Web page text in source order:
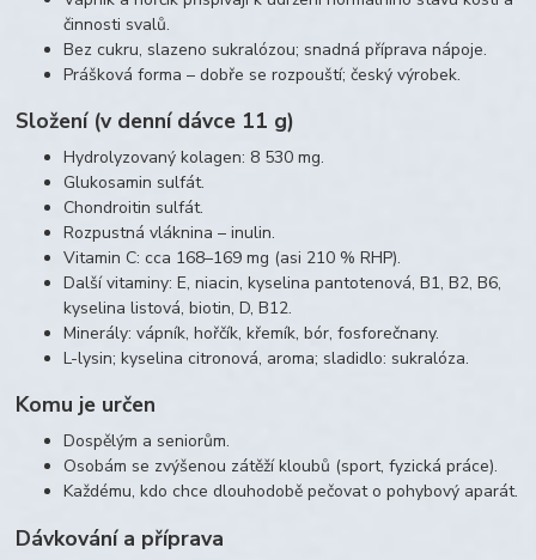
činnosti svalů.
Bez cukru, slazeno sukralózou; snadná příprava nápoje.
Prášková forma – dobře se rozpouští; český výrobek.
Složení (v denní dávce 11 g)
Hydrolyzovaný kolagen: 8 530 mg.
Glukosamin sulfát.
Chondroitin sulfát.
Rozpustná vláknina – inulin.
Vitamin C: cca 168–169 mg (asi 210 % RHP).
Další vitaminy: E, niacin, kyselina pantotenová, B1, B2, B6,
kyselina listová, biotin, D, B12.
Minerály: vápník, hořčík, křemík, bór, fosforečnany.
L-lysin; kyselina citronová, aroma; sladidlo: sukralóza.
Komu je určen
Dospělým a seniorům.
Osobám se zvýšenou zátěží kloubů (sport, fyzická práce).
Každému, kdo chce dlouhodobě pečovat o pohybový aparát.
Dávkování a příprava